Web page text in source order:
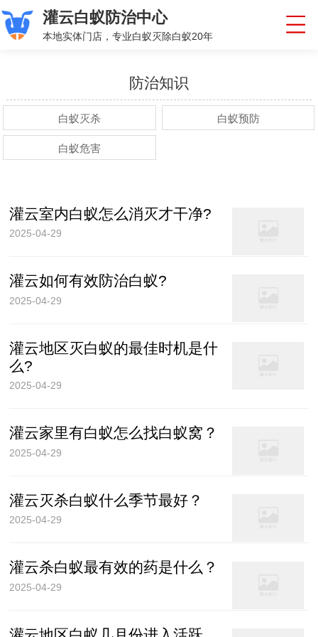
灌云白蚁防治中心
本地实体门店，专业白蚁灭除白蚁20年
防治知识
白蚁灭杀 白蚁预防
白蚁危害
灌云室内白蚁怎么消灭才干净?
2025-04-29
灌云如何有效防治白蚁?
2025-04-29
灌云地区灭白蚁的最佳时机是什
么?
2025-04-29
灌云家里有白蚁怎么找白蚁窝？
2025-04-29
灌云灭杀白蚁什么季节最好？
2025-04-29
灌云杀白蚁最有效的药是什么？
2025-04-29